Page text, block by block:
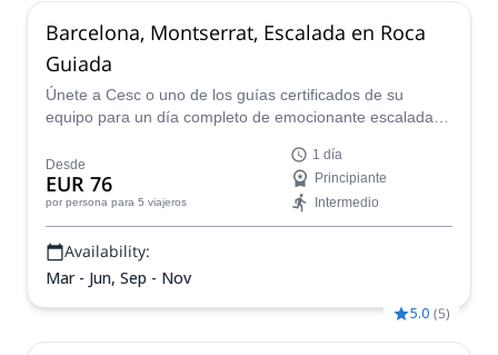
Barcelona, Montserrat, Escalada en Roca
Guiada
Únete a Cesc o uno de los guías certificados de su
equipo para un día completo de emocionante escalada
se eleva alto cerca de la hermosa ciudad de Barcelona
en Cataluña, España.
Desde
EUR 76
por persona para 5 viajeros
1 día
Principiante
Intermedio
Availability:
Mar - Jun, Sep - Nov
5.0 (5)